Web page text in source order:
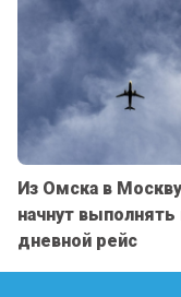
Из Омска в Москву
начнут
дневной рейс